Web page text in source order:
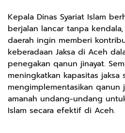
Kepala Dinas Syariat Islam
berjalan lancar tanpa
daerah ingin memberi
keberadaan Jaksa di Aceh
penegakan qanun jinayat.
meningkatkan kapasitas jaksa
mengimplementasikan qanun
amanah undang-undang
Islam secara efektif di Aceh.